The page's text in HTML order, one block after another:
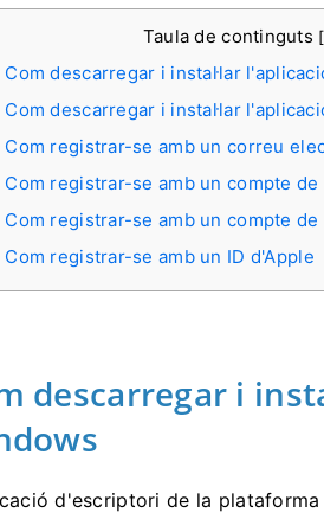
Taula de continguts [
Com descarregar i instal·lar
Com descarregar i instal·lar
Com registrar-se amb un correu
Com registrar-se amb un compte de
Com registrar-se amb un compte de
Com registrar-se amb un ID d'Apple
descarregar i
d'escriptori de la